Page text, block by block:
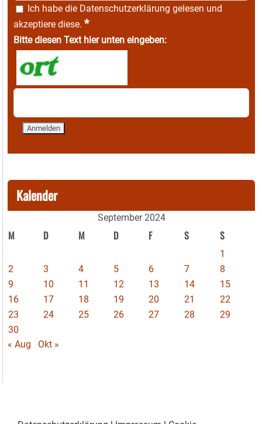
Ich habe die Datenschutzerklärung gelesen und
akzeptiere diese. *
Bitte diesen Text hier unten eingeben:
Kalender
September 2024
M D M D F S S
1
2
3 4 5 6 7
8
9
10 11 12 13 14
15
16
17 18 19 20 21
22
23
24 25 26 27 28
29
30
« Aug
Okt »